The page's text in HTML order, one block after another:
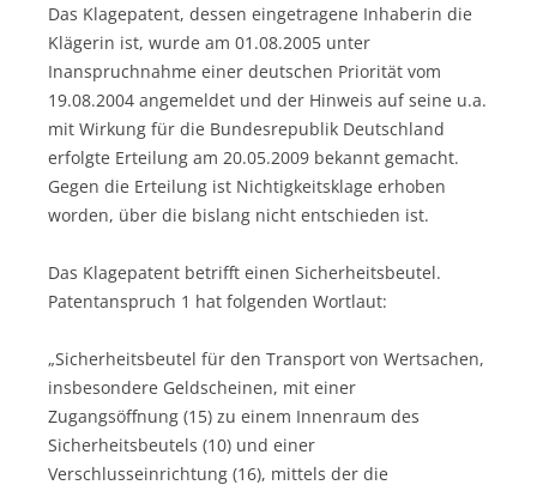
Das Klagepatent, dessen eingetragene Inhaberin die
Klägerin ist, wurde am 01.08.2005 unter
Inanspruchnahme einer deutschen Priorität vom
19.08.2004 angemeldet und der Hinweis auf seine u.a.
mit Wirkung für die Bundesrepublik Deutschland
erfolgte Erteilung am 20.05.2009 bekannt gemacht.
Gegen die Erteilung ist Nichtigkeitsklage erhoben
worden, über die bislang nicht entschieden ist.
Das Klagepatent betrifft einen Sicherheitsbeutel.
Patentanspruch 1 hat folgenden Wortlaut:
„Sicherheitsbeutel für den Transport von Wertsachen,
insbesondere Geldscheinen, mit einer
Zugangsöffnung (15) zu einem Innenraum des
Sicherheitsbeutels (10) und einer
Verschlusseinrichtung (16), mittels der die